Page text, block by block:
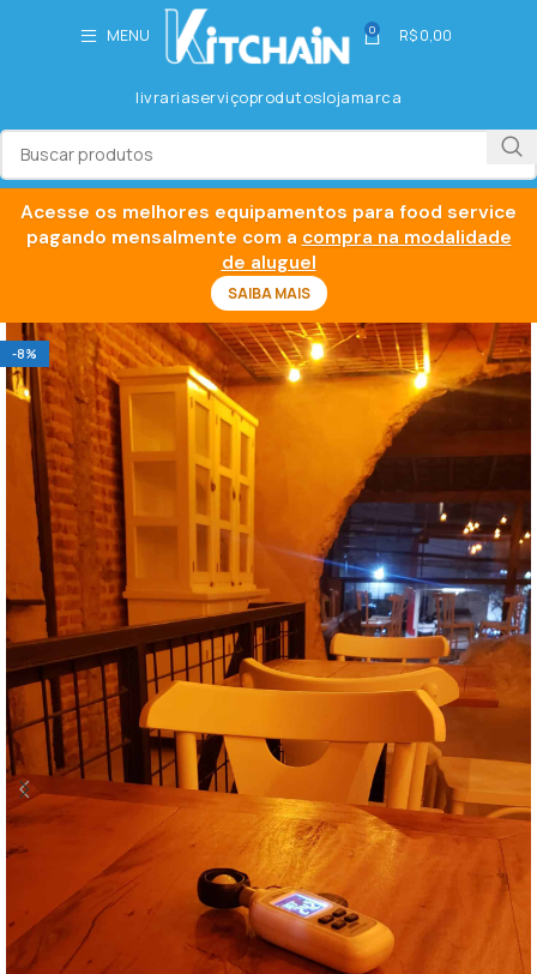
MENU 0 R$0,00
livrariaserviçoprodutoslojamarca
-8%
Acesse os melhores equipamentos para food service
pagando mensalmente com a compra na modalidade
de aluguel
SAIBA MAIS